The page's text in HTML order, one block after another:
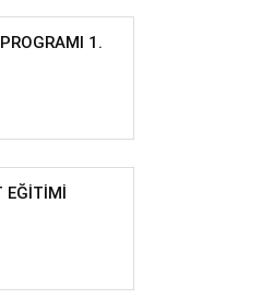
1.
EĞİTİMİ